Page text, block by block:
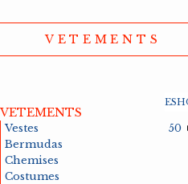
VETEMENTS
VETEMENTS
Vestes
Bermudas
Chemises
Costumes
50